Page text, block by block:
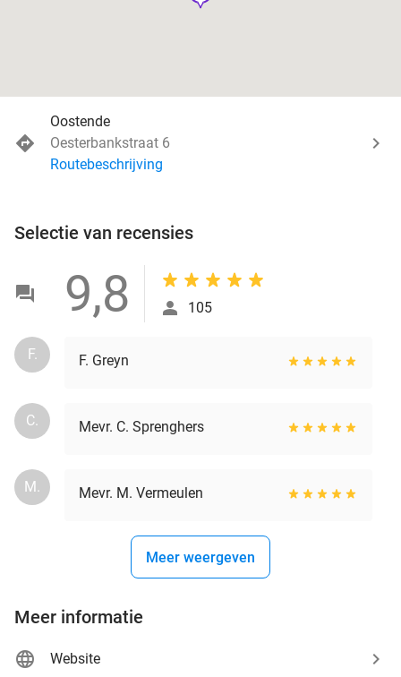
Oostende
Oesterbankstraat 6
Routebeschrijving
Selectie van recensies
9,8 105
F. F. Greyn
C. Mevr. C. Sprenghers
M. Mevr. M. Vermeulen
Meer weergeven
Meer informatie
Website